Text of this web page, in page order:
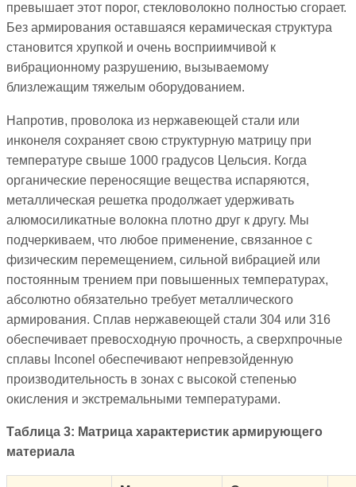
превышает этот порог, стекловолокно полностью сгорает.
Без армирования оставшаяся керамическая структура
становится хрупкой и очень восприимчивой к
вибрационному разрушению, вызываемому
близлежащим тяжелым оборудованием.
Напротив, проволока из нержавеющей стали или
инконеля сохраняет свою структурную матрицу при
температуре свыше 1000 градусов Цельсия. Когда
органические переносящие вещества испаряются,
металлическая решетка продолжает удерживать
алюмосиликатные волокна плотно друг к другу. Мы
подчеркиваем, что любое применение, связанное с
физическим перемещением, сильной вибрацией или
постоянным трением при повышенных температурах,
абсолютно обязательно требует металлического
армирования. Сплав нержавеющей стали 304 или 316
обеспечивает превосходную прочность, а сверхпрочные
сплавы Inconel обеспечивают непревзойденную
производительность в зонах с высокой степенью
окисления и экстремальными температурами.
Таблица 3: Матрица характеристик армирующего
материала